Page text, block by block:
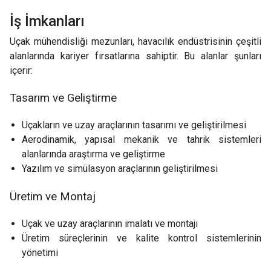
İş İmkanları
Uçak mühendisliği mezunları, havacılık endüstrisinin çeşitli
alanlarında kariyer fırsatlarına sahiptir. Bu alanlar şunları
içerir:
Tasarım ve Geliştirme
Uçakların ve uzay araçlarının tasarımı ve geliştirilmesi
Aerodinamik, yapısal mekanik ve tahrik sistemleri
alanlarında araştırma ve geliştirme
Yazılım ve simülasyon araçlarının geliştirilmesi
Üretim ve Montaj
Uçak ve uzay araçlarının imalatı ve montajı
Üretim süreçlerinin ve kalite kontrol sistemlerinin
yönetimi